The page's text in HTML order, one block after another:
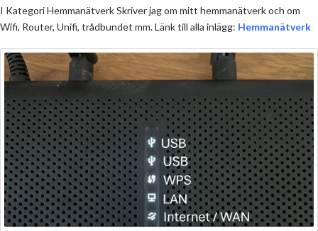
I Kategori Hemmanätverk Skriver jag om mitt hemmanätverk och om
Wifi, Router, Unifi, trådbundet mm. Länk till alla inlägg: Hemmanätverk